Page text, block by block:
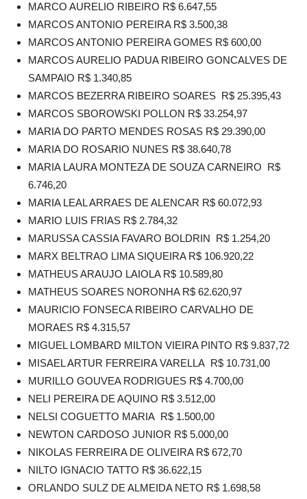
MARCO AURELIO RIBEIRO R$ 6.647,55
MARCOS ANTONIO PEREIRA R$ 3.500,38
MARCOS ANTONIO PEREIRA GOMES R$ 600,00
MARCOS AURELIO PADUA RIBEIRO GONCALVES DE
SAMPAIO R$ 1.340,85
MARCOS BEZERRA RIBEIRO SOARES R$ 25.395,43
MARCOS SBOROWSKI POLLON R$ 33.254,97
MARIA DO PARTO MENDES ROSAS R$ 29.390,00
MARIA DO ROSARIO NUNES R$ 38.640,78
MARIA LAURA MONTEZA DE SOUZA CARNEIRO R$
6.746,20
MARIA LEAL ARRAES DE ALENCAR R$ 60.072,93
MARIO LUIS FRIAS R$ 2.784,32
MARUSSA CASSIA FAVARO BOLDRIN R$ 1.254,20
MARX BELTRAO LIMA SIQUEIRA R$ 106.920,22
MATHEUS ARAUJO LAIOLA R$ 10.589,80
MATHEUS SOARES NORONHA R$ 62.620,97
MAURICIO FONSECA RIBEIRO CARVALHO DE
MORAES R$ 4.315,57
MIGUEL LOMBARD MILTON VIEIRA PINTO R$ 9.837,72
MISAEL ARTUR FERREIRA VARELLA R$ 10.731,00
MURILLO GOUVEA RODRIGUES R$ 4.700,00
NELI PEREIRA DE AQUINO R$ 3.512,00
NELSI COGUETTO MARIA R$ 1.500,00
NEWTON CARDOSO JUNIOR R$ 5.000,00
NIKOLAS FERREIRA DE OLIVEIRA R$ 672,70
NILTO IGNACIO TATTO R$ 36.622,15
ORLANDO SULZ DE ALMEIDA NETO R$ 1.698,58